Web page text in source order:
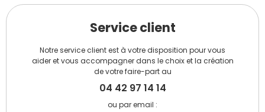
Service client
Notre service client est à votre disposition pour vous
aider et vous accompagner dans le choix et la création
de votre faire-part au
04 42 97 14 14
ou par email :